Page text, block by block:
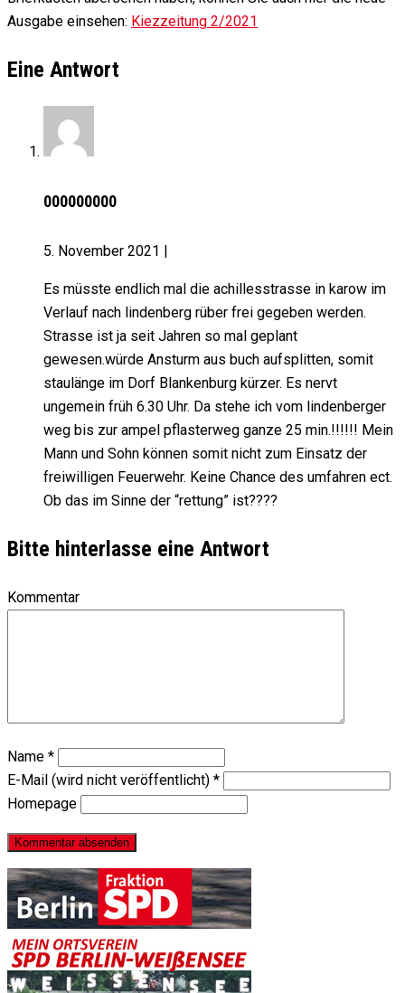
Ausgabe einsehen: Kiezzeitung 2/2021
Eine Antwort
000000000
5. November 2021
Es müsste endlich mal die achillesstrasse in karow im
Verlauf nach lindenberg rüber frei gegeben werden.
Strasse ist ja seit Jahren so mal geplant
gewesen.würde Ansturm aus buch aufsplitten, somit
staulänge im Dorf Blankenburg kürzer. Es nervt
ungemein früh 6.30 Uhr. Da stehe ich vom lindenberger
weg bis zur ampel pflasterweg ganze 25 min.!!!!!! Mein
Mann und Sohn können somit nicht zum Einsatz der
freiwilligen Feuerwehr. Keine Chance des umfahren ect.
Ob das im Sinne der “rettung” ist????
Bitte hinterlasse eine Antwort
Kommentar
Name *
E-Mail (wird nicht veröffentlicht) *
Homepage